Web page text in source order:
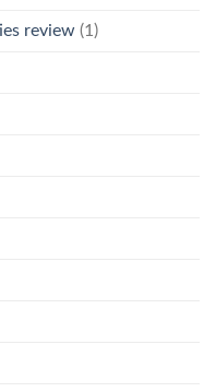
review (1)